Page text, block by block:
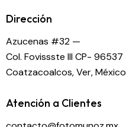
Dirección
Azucenas #32 —
Col. Fovissste III CP- 96537
Coatzacoalcos, Ver, México
Atención a Clientes